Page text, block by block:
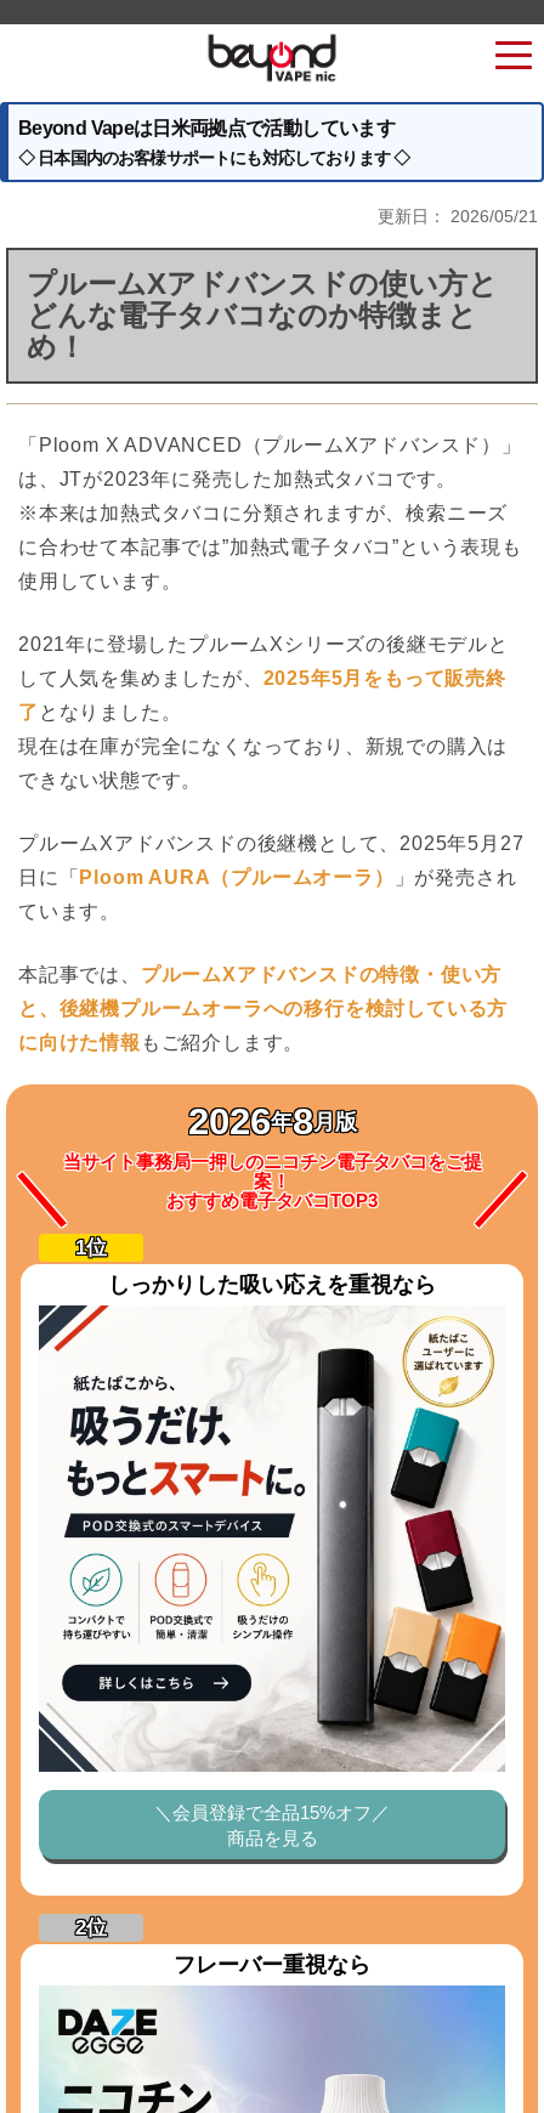
Beyond Vapeは日米両拠点で活動しています
◇ 日本国内のお客様サポートにも対応しております ◇
更新日： 2026/05/21
プルームXアドバンスドの使い方と
どんな電子タバコなのか特徴まと
め！
「Ploom X ADVANCED（プルームXアドバンスド）」
は、JTが2023年に発売した加熱式タバコです。
※本来は加熱式タバコに分類されますが、検索ニーズ
に合わせて本記事では”加熱式電子タバコ”という表現も
使用しています。
2021年に登場したプルームXシリーズの後継モデルと
して人気を集めましたが、 2025年5月をもって販売終
了 となりました。
現在は在庫が完全になくなっており、新規での購入は
できない状態です。
プルームXアドバンスドの後継機として、2025年5月27
日に「 Ploom AURA（プルームオーラ）
」が発売され
ています。
本記事では、 プルームXアドバンスドの特徴・使い方
と、後継機プルームオーラへの移行を検討している方
に向けた情報 もご紹介します。
2026年8月版
当サイト事務局一押しのニコチン電子タバコをご提
案！
おすすめ電子タバコTOP3
しっかりした吸い応えを重視なら
＼会員登録で全品15%オフ／
商品を見る
フレーバー重視なら